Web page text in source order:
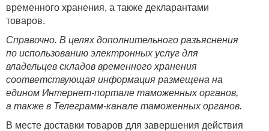
временного хранения, а также декларантами
товаров.
Справочно. В целях дополнительного разъяснения
по использованию электронных услуг для
владельцев складов временного хранения
соответствующая информация размещена на
едином Интернет-портале таможенных органов,
а также в Телеграмм-канале таможенных органов.
В месте доставки товаров для завершения действия